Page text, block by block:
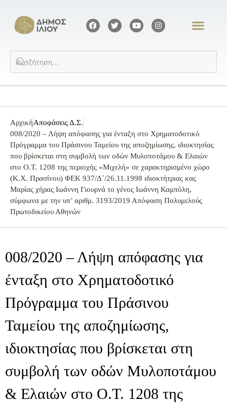
ΑρχικήΑποφάσεις Δ.Σ.
008/2020 – Λήψη απόφασης για ένταξη στο Χρηματοδοτικό
Πρόγραμμα του Πράσινου Ταμείου της αποζημίωσης, ιδιοκτησίας
που βρίσκεται στη συμβολή των οδών Μυλοποτάμου & Ελαιών
στο Ο.Τ. 1208 της περιοχής «Μιχελή» σε χαρακτηρισμένο χώρο
(Κ.Χ. Πρασίνου) ΦΕΚ 937/Δ΄/26.11.1998 ιδιοκτήτριας κας
Μαρίας χήρας Ιωάννη Γιουρνά το γένος Ιωάννη Καμπόλη,
σύμφωνα με την υπ’ αριθμ. 3193/2019 Απόφαση Πολυμελούς
Πρωτοδικείου Αθηνών
008/2020 – Λήψη απόφασης για
ένταξη στο Χρηματοδοτικό
Πρόγραμμα του Πράσινου
Ταμείου της αποζημίωσης,
ιδιοκτησίας που βρίσκεται στη
συμβολή των οδών Μυλοποτάμου
& Ελαιών στο Ο.Τ. 1208 της